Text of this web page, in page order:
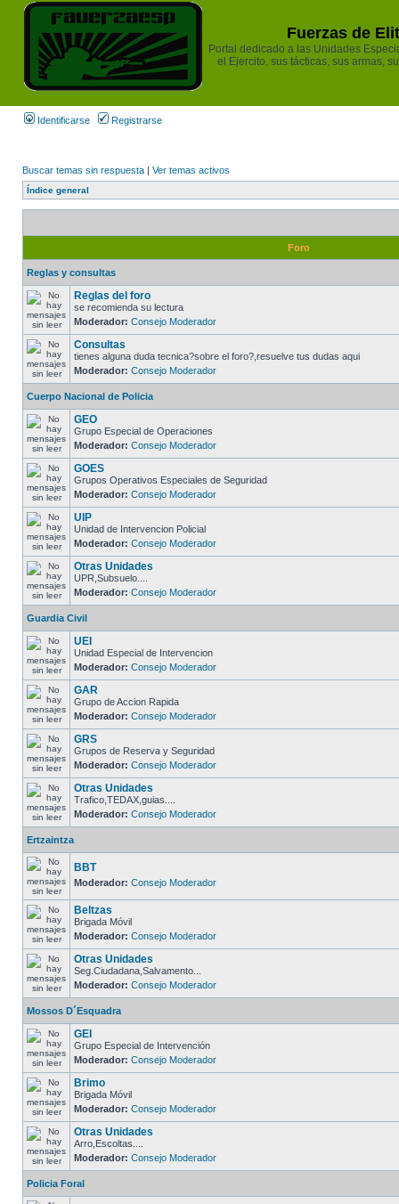
Fuerzas de
Portal dedicado a las Unidades
el Ejercito, sus tácticas, sus armas,
Identificarse Registrarse
Buscar temas sin respuesta | Ver temas activos
Índice general
Foro
Reglas y consultas
Reglas del foro
se recomienda su lectura
Moderador: Consejo Moderador
Consultas
tienes alguna duda tecnica?sobre el foro?,resuelve tus dudas aqui
Moderador: Consejo Moderador
Cuerpo Nacional de Policia
GEO
Grupo Especial de Operaciones
Moderador: Consejo Moderador
GOES
Grupos Operativos Especiales de Seguridad
Moderador: Consejo Moderador
UIP
Unidad de Intervencion Policial
Moderador: Consejo Moderador
Otras Unidades
UPR,Subsuelo....
Moderador: Consejo Moderador
Guardia Civil
UEI
Unidad Especial de Intervencion
Moderador: Consejo Moderador
GAR
Grupo de Accion Rapida
Moderador: Consejo Moderador
GRS
Grupos de Reserva y Seguridad
Moderador: Consejo Moderador
Otras Unidades
Trafico,TEDAX,guias....
Moderador: Consejo Moderador
Ertzaintza
BBT
Moderador: Consejo Moderador
Beltzas
Brigada Móvil
Moderador: Consejo Moderador
Otras Unidades
Seg.Ciudadana,Salvamento...
Moderador: Consejo Moderador
Mossos D´Esquadra
GEI
Grupo Especial de Intervención
Moderador: Consejo Moderador
Brimo
Brigada Móvil
Moderador: Consejo Moderador
Otras Unidades
Arro,Escoltas....
Moderador: Consejo Moderador
Policia Foral